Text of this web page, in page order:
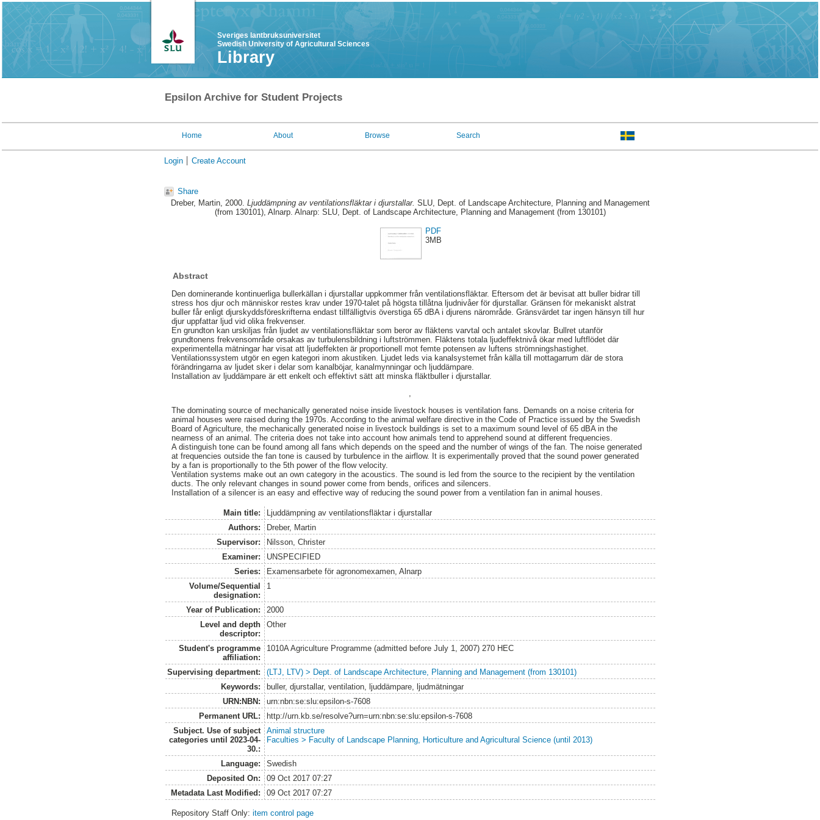
Sveriges lantbruksuniversitet
Swedish University of Agricultural Sciences
Library
Epsilon Archive for Student Projects
Home About Browse Search
Login Create Account
Share
Dreber, Martin, 2000. Ljuddämpning av ventilationsfläktar i djurstallar. SLU, Dept. of Landscape Architecture, Planning and Management
(from 130101), Alnarp. Alnarp: SLU, Dept. of Landscape Architecture, Planning and Management (from 130101)
PDF
3MB
Abstract
Den dominerande kontinuerliga bullerkällan i djurstallar uppkommer från ventilationsfläktar. Eftersom det är bevisat att buller bidrar till
stress hos djur och människor restes krav under 1970-talet på högsta tillåtna ljudnivåer för djurstallar. Gränsen för mekaniskt alstrat
buller får enligt djurskyddsföreskrifterna endast tillfälligtvis överstiga 65 dBA i djurens närområde. Gränsvärdet tar ingen hänsyn till hur
djur uppfattar ljud vid olika frekvenser.
En grundton kan urskiljas från ljudet av ventilationsfläktar som beror av fläktens varvtal och antalet skovlar. Bullret utanför
grundtonens frekvensområde orsakas av turbulensbildning i luftströmmen. Fläktens totala ljudeffektnivå ökar med luftflödet där
experimentella mätningar har visat att ljudeffekten är proportionell mot femte potensen av luftens strömningshastighet.
Ventilationssystem utgör en egen kategori inom akustiken. Ljudet leds via kanalsystemet från källa till mottagarrum där de stora
förändringarna av ljudet sker i delar som kanalböjar, kanalmynningar och ljuddämpare.
Installation av ljuddämpare är ett enkelt och effektivt sätt att minska fläktbuller i djurstallar.
The dominating source of mechanically generated noise inside livestock houses is ventilation fans. Demands on a noise criteria for
animal houses were raised during the 1970s. According to the animal welfare directive in the Code of Practice issued by the Swedish
Board of Agriculture, the mechanically generated noise in livestock buildings is set to a maximum sound level of 65 dBA in the
nearness of an animal. The criteria does not take into account how animals tend to apprehend sound at different frequencies.
A distinguish tone can be found among all fans which depends on the speed and the number of wings of the fan. The noise generated
at frequencies outside the fan tone is caused by turbulence in the airflow. It is experimentally proved that the sound power generated
by a fan is proportionally to the 5th power of the flow velocity.
Ventilation systems make out an own category in the acoustics. The sound is led from the source to the recipient by the ventilation
ducts. The only relevant changes in sound power come from bends, orifices and silencers.
Installation of a silencer is an easy and effective way of reducing the sound power from a ventilation fan in animal houses.
Main title:
Ljuddämpning av ventilationsfläktar i djurstallar
Authors:
Dreber, Martin
Supervisor:
Nilsson, Christer
Examiner:
UNSPECIFIED
Series:
Examensarbete för agronomexamen, Alnarp
Volume/Sequential
designation:
1
Year of Publication:
2000
Level and depth
descriptor:
Other
Student's programme
affiliation:
1010A Agriculture Programme (admitted before July 1, 2007) 270 HEC
Supervising department:
(LTJ, LTV) > Dept. of Landscape Architecture, Planning and Management (from 130101)
Keywords:
buller, djurstallar, ventilation, ljuddämpare, ljudmätningar
URN:NBN:
urn:nbn:se:slu:epsilon-s-7608
Permanent URL:
http://urn.kb.se/resolve?urn=urn:nbn:se:slu:epsilon-s-7608
Subject. Use of subject
categories until 2023-04-
30.:
Animal structure
Faculties > Faculty of Landscape Planning, Horticulture and Agricultural Science (until 2013)
Language:
Swedish
Deposited On:
09 Oct 2017 07:27
Metadata Last Modified:
09 Oct 2017 07:27
Repository Staff Only:item control page